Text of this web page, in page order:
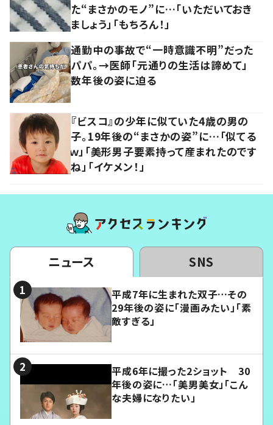
た“まさかのモノ”に…「いただいておき
ましょう」「もちろん！」
通勤中の事故で“一時意識不明”だった
パパ。→医師「元通りの生活は諦めて」
数年後の姿に迫る
『ビスコ』の少年に似ていた4歳の男の
子。19年後の“まさかの姿”に…「似てる
ｗ」「美形男子要素持って産まれたのです
ね」「イケメン！」
ニュース SNS
平成7年に生まれた双子…その
29年後の姿に「漫画みたい」「素
敵すぎる」
平成6年に撮った2ショット 30
年後の姿に…「美男美女」「こん
な夫婦になりたい」